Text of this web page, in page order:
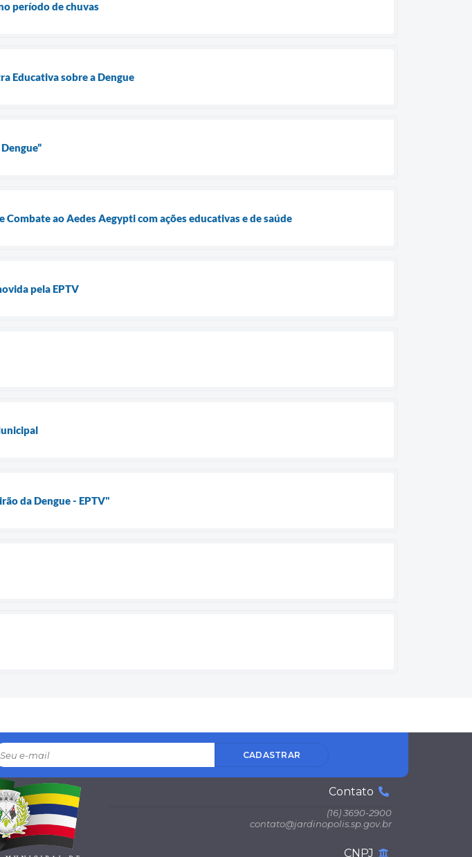
período de chuvas
Educativa sobre a Dengue
ao Aedes Aegypti com ações educativas e de saúde
pela EPTV
da Dengue - EPTV"
CADASTRAR
Contato
(16) 3690-2900
contato@jardinopolis.sp.gov.br
CNPJ